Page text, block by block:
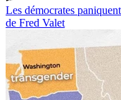
Les démocrates
de Fred Valet